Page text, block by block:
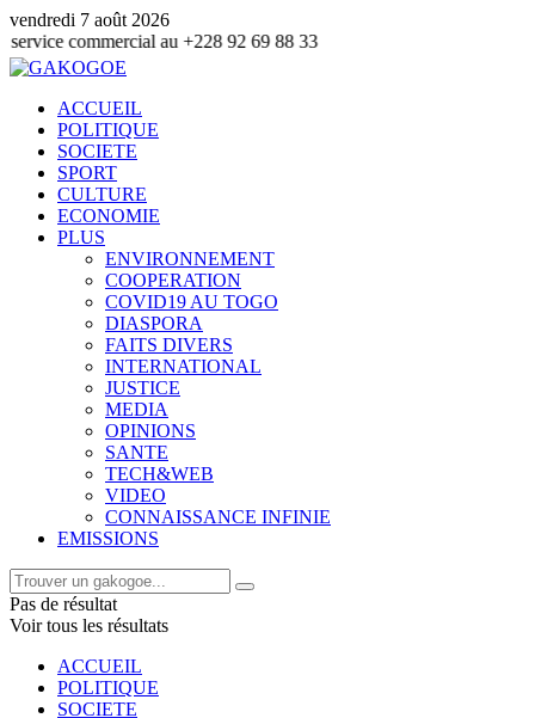
vendredi 7 août 2026
au +228 92 69 88 33
ACCUEIL
POLITIQUE
SOCIETE
SPORT
CULTURE
ECONOMIE
PLUS
ENVIRONNEMENT
COOPERATION
COVID19 AU TOGO
DIASPORA
FAITS DIVERS
INTERNATIONAL
JUSTICE
MEDIA
OPINIONS
SANTE
TECH&WEB
VIDEO
CONNAISSANCE INFINIE
EMISSIONS
Pas de résultat
Voir tous les résultats
ACCUEIL
POLITIQUE
SOCIETE